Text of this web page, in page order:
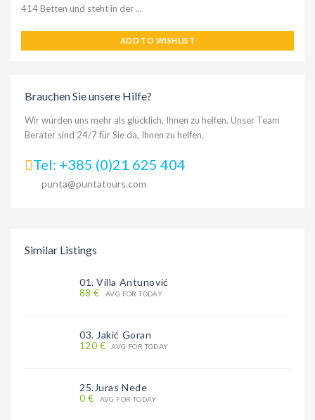
414 Betten und steht in der ...
ADD TO WISHLIST
Brauchen Sie unsere Hilfe?
Wir würden uns mehr als glücklich, Ihnen zu helfen. Unser Team
Berater sind 24/7 für Sie da, Ihnen zu helfen.
Tel: +385 (0)21 625 404
punta@puntatours.com
Similar Listings
01. Villa Antunović
88 €
AVG FOR TODAY
03. Jakić Goran
120 €
AVG FOR TODAY
25.Juras Nede
0 €
AVG FOR TODAY